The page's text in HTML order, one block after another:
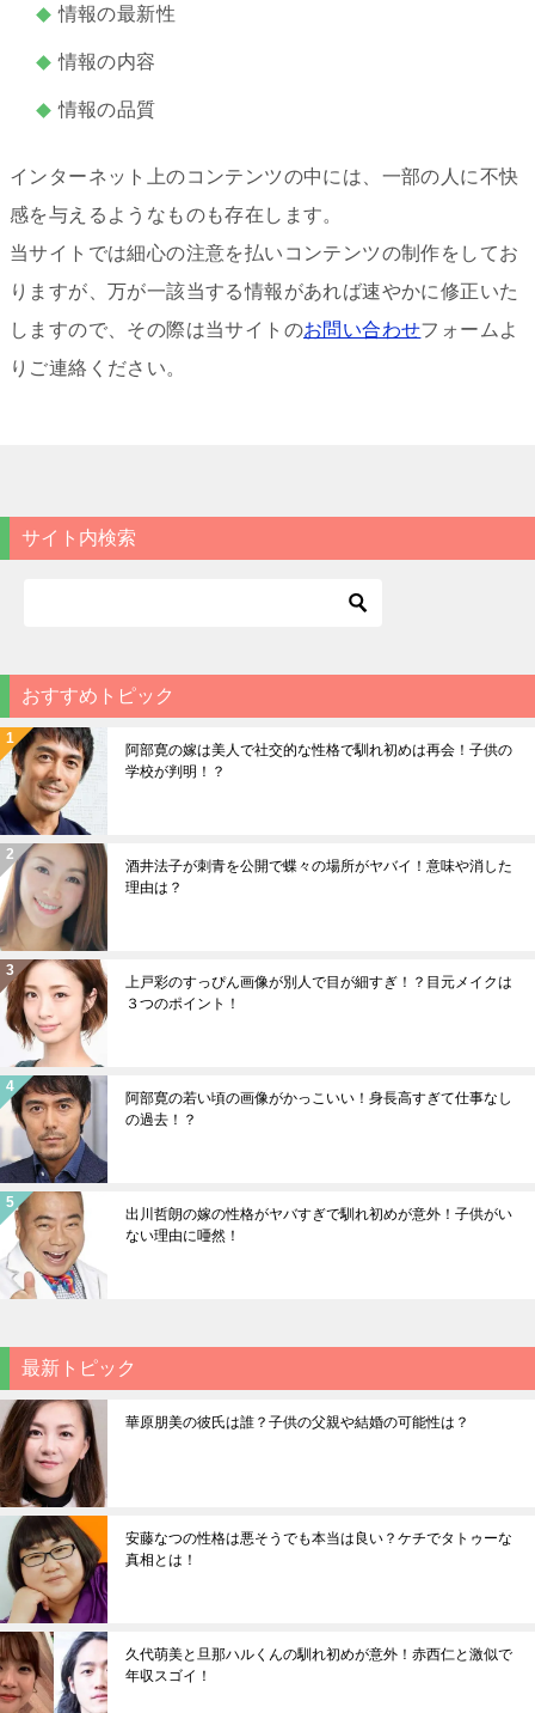
情報の最新性
情報の内容
情報の品質
インターネット上のコンテンツの中には、一部の人に不快
感を与えるようなものも存在します。
当サイトでは細心の注意を払いコンテンツの制作をしてお
りますが、万が一該当する情報があれば速やかに修正いた
しますので、その際は当サイト のお問い合わせフォームよ
りご連絡ください。
サイト内検索
おすすめトピック
阿部寛の嫁は美人で社交的な性格で馴れ初めは再会！子供の
学校が判明！？
酒井法子が刺青を公開で蝶々の場所がヤバイ！意味や消した
理由は？
上戸彩のすっぴん画像が別人で目が細すぎ！？目元メイクは
３つのポイント！
阿部寛の若い頃の画像がかっこいい！身長高すぎて仕事なし
の過去！？
出川哲朗の嫁の性格がヤバすぎで馴れ初めが意外！子供がい
ない理由に唖然！
最新トピック
華原朋美の彼氏は誰？子供の父親や結婚の可能性は？
安藤なつの性格は悪そうでも本当は良い？ケチでタトゥーな
真相とは！
久代萌美と旦那ハルくんの馴れ初めが意外！赤西仁と激似で
年収スゴイ！